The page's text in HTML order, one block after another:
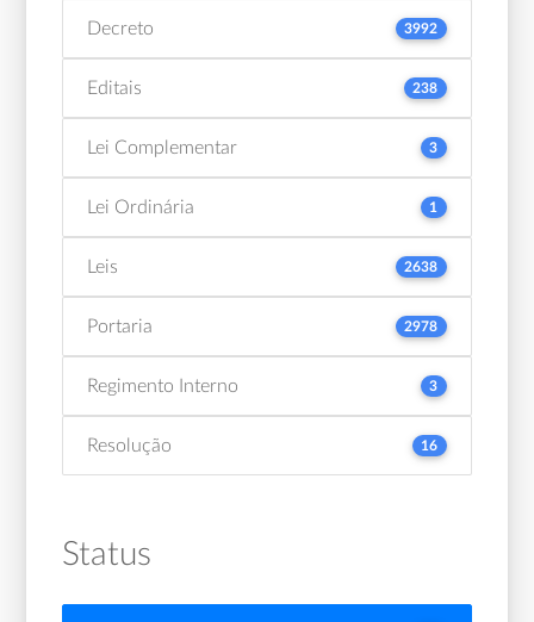
Decreto 3992
Editais 238
Lei Complementar 3
Lei Ordinária 1
Leis 2638
Portaria 2978
Regimento Interno 3
Resolução 16
Status